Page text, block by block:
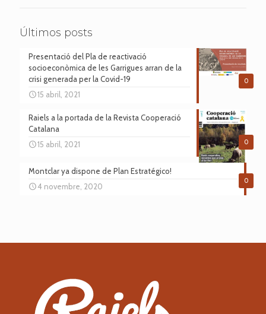
Últimos posts
0
Presentació del Pla de reactivació
socioeconòmica de les Garrigues arran de la
crisi generada per la Covid-19
15 abril, 2021
0
Raiels a la portada de la Revista Cooperació
Catalana
15 abril, 2021
0
Montclar ya dispone de Plan Estratégico!
4 novembre, 2020